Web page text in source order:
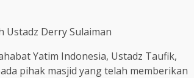
Ustadz Derry Sulaiman
Yatim Indonesia, Ustadz Taufik,
pihak masjid yang telah memberikan